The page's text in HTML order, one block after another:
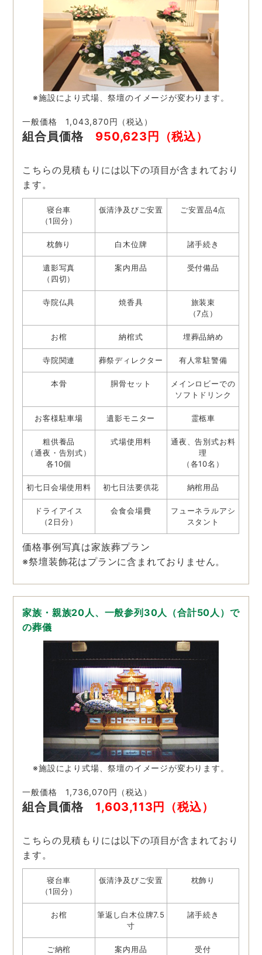
※施設により式場、祭壇のイメージが変わります。
一般価格 1,043,870円（税込）
組合員価格 950,623円（税込）
こちらの見積もりには以下の項目が含まれており
ます。
寝台車
（1回分）
仮清浄及びご安置 ご安置品4点
枕飾り 白木位牌 諸手続き
遺影写真
（四切）
案内用品 受付備品
寺院仏具 焼香具
旅装束
（7点）
お棺 納棺式 埋葬品納め
寺院関連 葬祭ディレクター 有人常駐警備
本骨 胴骨セット
メインロビーでの
ソフトドリンク
お客様駐車場 遺影モニター 霊柩車
粗供養品
（通夜・告別式）
各10個
式場使用料
通夜、告別式お料
理
（各10名）
初七日会場使用料 初七日法要供花 納棺用品
ドライアイス
（2日分）
会食会場費
フューネラルアシ
スタント
価格事例写真は家族葬プラン
※祭壇装飾花はプランに含まれておりません。
家族・親族20人、一般参列30人（合計50人）で
の葬儀
※施設により式場、祭壇のイメージが変わります。
一般価格 1,736,070円（税込）
組合員価格 1,603,113円（税込）
こちらの見積もりには以下の項目が含まれており
ます。
寝台車
（1回分）
仮清浄及びご安置 枕飾り
お棺
筆返し白木位牌7.5
寸
諸手続き
ご納棺 案内用品 受付